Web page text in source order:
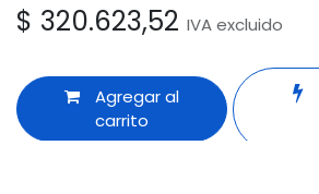
$ 320.623,52 IVA excluido
Agregar al
carrito